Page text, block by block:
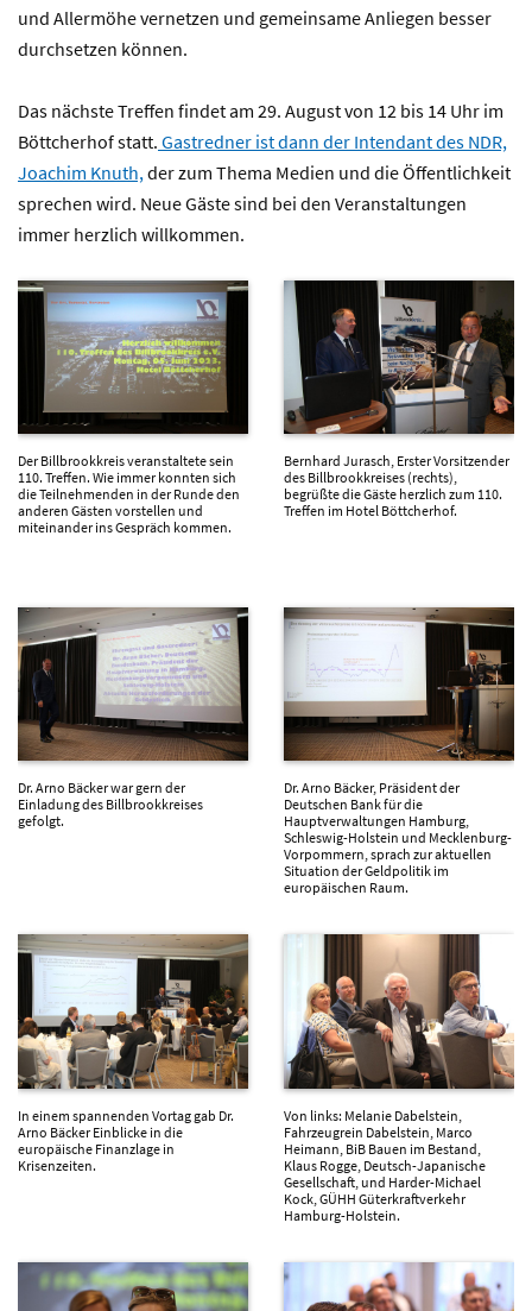
und Allermöhe vernetzen und gemeinsame Anliegen besser
durchsetzen können.
Das nächste Treffen findet am 29. August von 12 bis 14 Uhr im
Böttcherhof statt. Gastredner ist dann der Intendant des NDR,
Joachim Knuth, der zum Thema Medien und die Öffentlichkeit
sprechen wird. Neue Gäste sind bei den Veranstaltungen
immer herzlich willkommen.
Der Billbrookkreis veranstaltete sein
110. Treffen. Wie immer konnten sich
die Teilnehmenden in der Runde den
anderen Gästen vorstellen und
miteinander ins Gespräch kommen.
Bernhard Jurasch, Erster Vorsitzender
des Billbrookkreises (rechts),
begrüßte die Gäste herzlich zum 110.
Treffen im Hotel Böttcherhof.
Dr. Arno Bäcker war gern der
Einladung des Billbrookkreises
gefolgt.
Dr. Arno Bäcker, Präsident der
Deutschen Bank für die
Hauptverwaltungen Hamburg,
Schleswig-Holstein und Mecklenburg-
Vorpommern, sprach zur aktuellen
Situation der Geldpolitik im
europäischen Raum.
In einem spannenden Vortag gab Dr.
Arno Bäcker Einblicke in die
europäische Finanzlage in
Krisenzeiten.
Von links: Melanie Dabelstein,
Fahrzeugrein Dabelstein, Marco
Heimann, BiB Bauen im Bestand,
Klaus Rogge, Deutsch-Japanische
Gesellschaft, und Harder-Michael
Kock, GÜHH Güterkraftverkehr
Hamburg-Holstein.